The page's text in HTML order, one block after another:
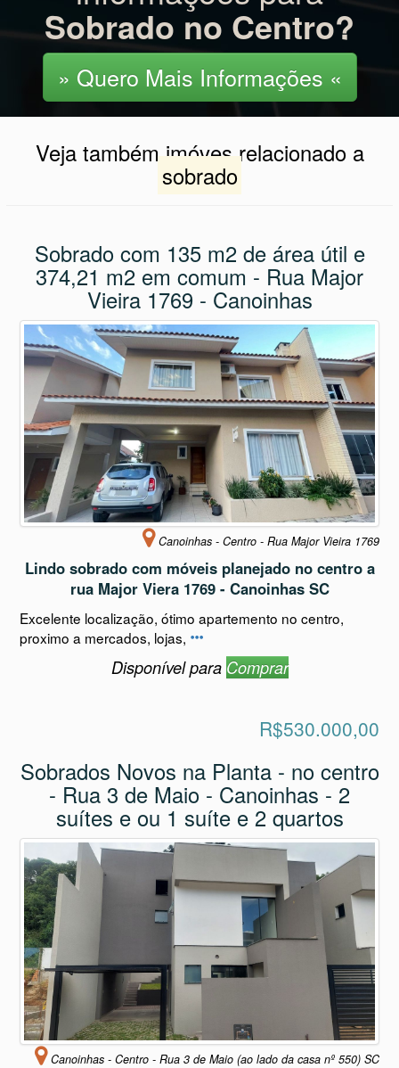
Sobrado no Centro?
» Quero Mais Informações «
Veja também imóves relacionado a
sobrado
Sobrado com 135 m2 de área útil e
374,21 m2 em comum - Rua Major
Vieira 1769 - Canoinhas
Canoinhas - Centro - Rua Major Vieira 1769
Lindo sobrado com móveis planejado no centro a
rua Major Viera 1769 - Canoinhas SC
Excelente localização, ótimo apartemento no centro,
proximo a mercados, lojas,
Disponível para Comprar
R$530.000,00
Sobrados Novos na Planta - no centro
- Rua 3 de Maio - Canoinhas - 2
suítes e ou 1 suíte e 2 quartos
Canoinhas - Centro - Rua 3 de Maio (ao lado da casa nº 550) SC